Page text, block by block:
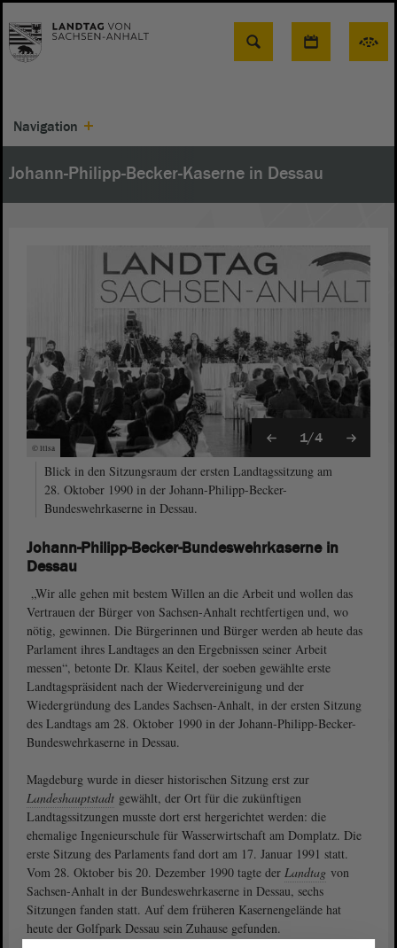
Suche
Navigation
Johann-Philipp-Becker-Kaserne in Dessau
© ltlsa
1/4
Blick in den Sitzungsraum der ersten Landtagssitzung am
28. Oktober 1990 in der Johann-Philipp-Becker-
Bundeswehrkaserne in Dessau.
Johann-Philipp-Becker-Bundeswehrkaserne in
Dessau
„Wir alle gehen mit bestem Willen an die Arbeit und wollen das
Vertrauen der Bürger von Sachsen-Anhalt rechtfertigen und, wo
nötig, gewinnen. Die Bürgerinnen und Bürger werden ab heute das
Parlament ihres Land­tages an den Ergebnissen seiner Arbeit
messen“, betonte Dr. Klaus Keitel, der soeben gewählte erste
Landtagspräsident nach der Wiedervereinigung und der
Wiedergründung des Landes Sachsen-Anhalt, in der ersten Sitzung
des Landtags am 28. Oktober 1990 in der Johann-Philipp-Becker-
Bundeswehrkaserne in Dessau.
Magdeburg wurde in dieser historischen Sitzung erst zur
Landeshauptstadt gewählt, der Ort für die zukünftigen
Landtagssitzungen musste dort erst hergerichtet werden: die
ehemalige Ingenieurschule für Wasserwirtschaft am Domplatz. Die
erste Sitzung des Parlaments fand dort am 17. Januar 1991 statt.
Vom 28. Oktober bis 20. Dezember 1990 tagte der Landtag von
Sachsen-Anhalt in der Bundeswehrkaserne in Dessau, sechs
Sitzungen fanden statt. Auf dem früheren Kasernengelände hat
heute der Golfpark Dessau sein Zuhause gefunden.